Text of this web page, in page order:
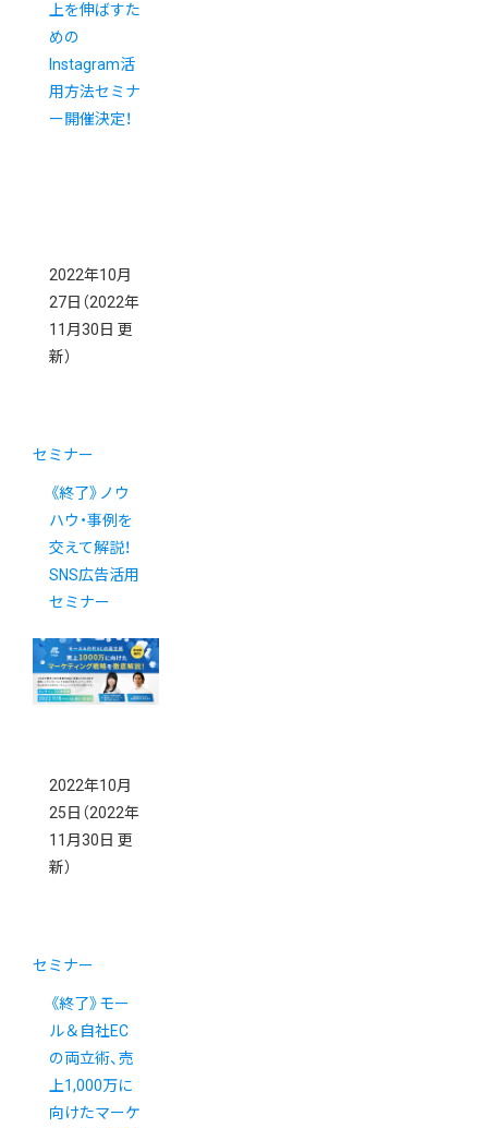
上を伸ばすた
めの
Instagram活
用方法セミナ
ー開催決定！
2022年10月
27日 （2022年
11月30日 更
新）
セミナー
《終了》ノウ
ハウ・事例を
交えて解説！
SNS広告活用
セミナー
2022年10月
25日 （2022年
11月30日 更
新）
セミナー
《終了》モー
ル＆自社EC
の両立術、売
上1,000万に
向けたマーケ